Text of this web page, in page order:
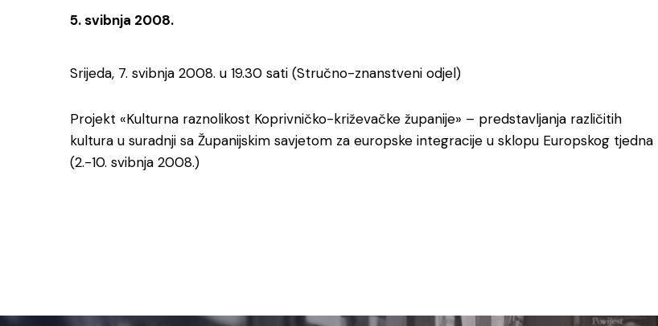
5. svibnja 2008.
Srijeda, 7. svibnja 2008. u 19.30 sati (Stručno-znanstveni odjel)
Projekt «Kulturna raznolikost Koprivničko-križevačke županije» – predstavljanja različitih
kultura u suradnji sa Županijskim savjetom za europske integracije u sklopu Europskog tjedna
(2.-10. svibnja 2008.)